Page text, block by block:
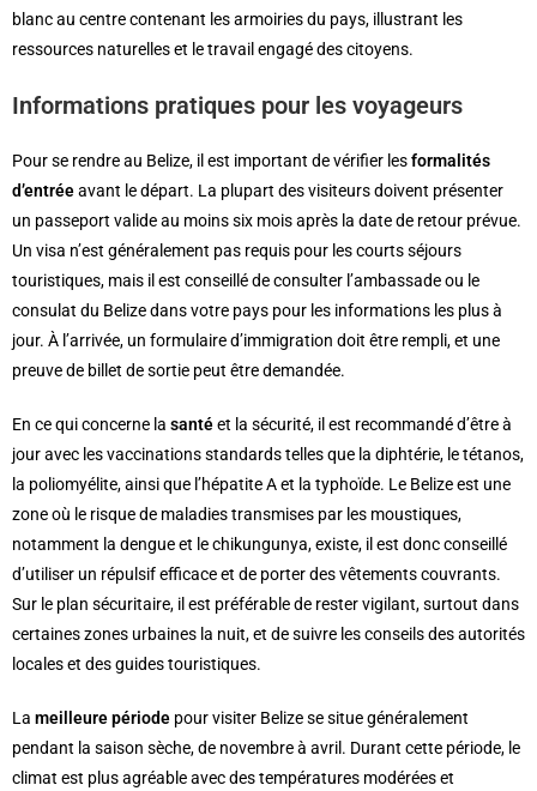
blanc au centre contenant les armoiries du pays, illustrant les
ressources naturelles et le travail engagé des citoyens.
Informations pratiques pour les voyageurs
Pour se rendre au Belize, il est important de vérifier lesformalités
d’entréeavant le départ. La plupart des visiteurs doivent présenter
un passeport valide au moins six mois après la date de retour prévue.
Un visa n’est généralement pas requis pour les courts séjours
touristiques, mais il est conseillé de consulter l’ambassade ou le
consulat du Belize dans votre pays pour les informations les plus à
jour. À l’arrivée, un formulaire d’immigration doit être rempli, et une
preuve de billet de sortie peut être demandée.
En ce qui concerne la santéet la sécurité, il est recommandé d’être à
jour avec les vaccinations standards telles que la diphtérie, le tétanos,
la poliomyélite, ainsi que l’hépatite A et la typhoïde. Le Belize est une
zone où le risque de maladies transmises par les moustiques,
notamment la dengue et le chikungunya, existe, il est donc conseillé
d’utiliser un répulsif efficace et de porter des vêtements couvrants.
Sur le plan sécuritaire, il est préférable de rester vigilant, surtout dans
certaines zones urbaines la nuit, et de suivre les conseils des autorités
locales et des guides touristiques.
La meilleure période pour visiter Belize se situe généralement
pendant la saison sèche, de novembre à avril. Durant cette période, le
climat est plus agréable avec des températures modérées et